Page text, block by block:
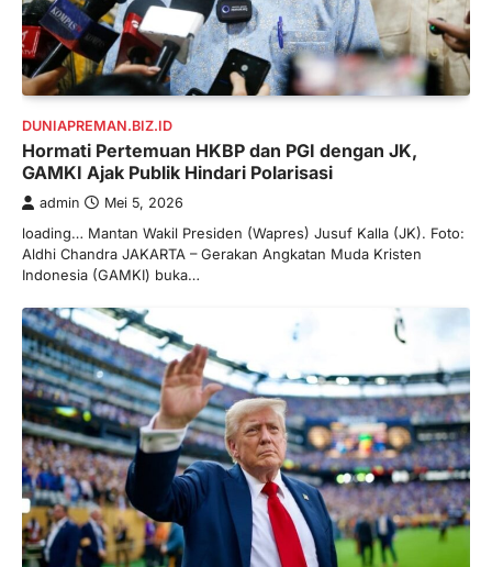
DUNIAPREMAN.BIZ.ID
Hormati Pertemuan HKBP dan PGI dengan JK,
GAMKI Ajak Publik Hindari Polarisasi
admin Mei 5, 2026
loading… Mantan Wakil Presiden (Wapres) Jusuf Kalla (JK). Foto:
Aldhi Chandra JAKARTA – Gerakan Angkatan Muda Kristen
Indonesia (GAMKI) buka…